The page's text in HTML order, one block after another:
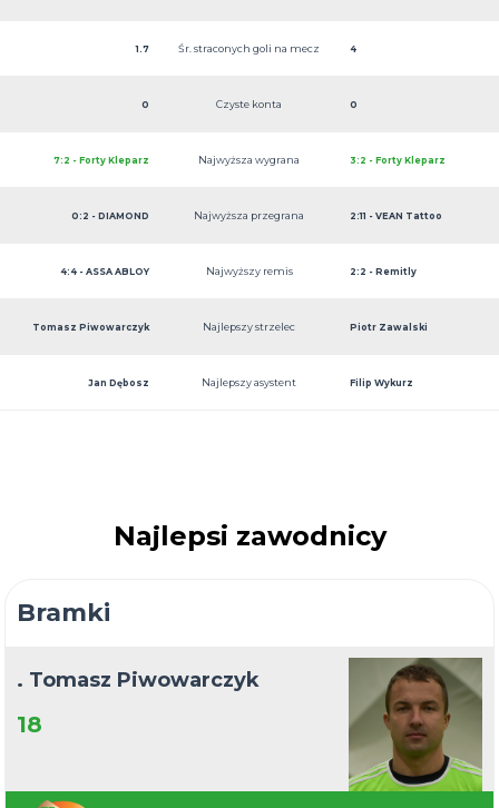
1.7 Śr. straconych goli na mecz 4
0 Czyste konta 0
7:2 - Forty Kleparz Najwyższa wygrana 3:2 - Forty Kleparz
0:2 - DIAMOND Najwyższa przegrana 2:11 - VEAN Tattoo
4:4 - ASSA ABLOY Najwyższy remis 2:2 - Remitly
Tomasz Piwowarczyk Najlepszy strzelec Piotr Zawalski
Jan Dębosz Najlepszy asystent Filip Wykurz
Najlepsi zawodnicy
Bramki
. Tomasz Piwowarczyk
18